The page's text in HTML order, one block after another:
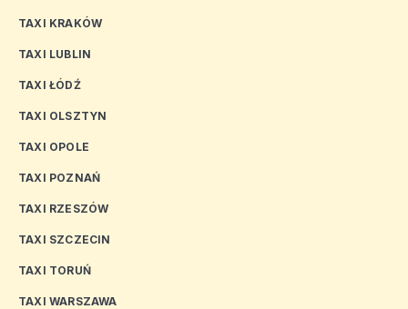
TAXI KRAKÓW
TAXI LUBLIN
TAXI ŁÓDŹ
TAXI OLSZTYN
TAXI OPOLE
TAXI POZNAŃ
TAXI RZESZÓW
TAXI SZCZECIN
TAXI TORUŃ
TAXI WARSZAWA